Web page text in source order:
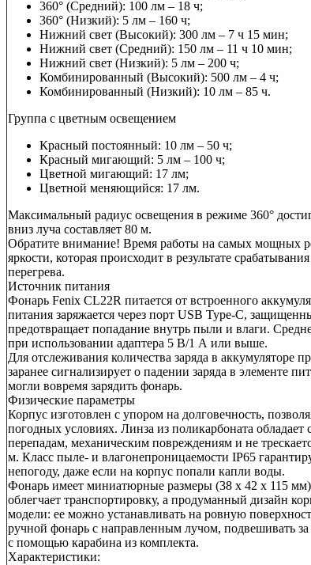
360° (Средний): 100 лм – 18 ч;
360° (Низкий): 5 лм – 160 ч;
Нижний свет (Высокий): 300 лм – 7 ч 15 мин;
Нижний свет (Средний): 150 лм – 11 ч 10 мин;
Нижний свет (Низкий): 5 лм – 200 ч;
Комбинированный (Высокий): 500 лм – 4 ч;
Комбинированный (Низкий): 10 лм – 85 ч.
Группа с цветным освещением
Красный постоянный: 10 лм – 50 ч;
Красный мигающий: 5 лм – 100 ч;
Цветной мигающий: 17 лм;
Цветной меняющийся: 17 лм.
Максимальный радиус освещения в режиме 360°
вниз луча составляет 80 м.
Обратите внимание! Время работы на самых мощных
яркости, которая происходит в результате
перегрева.
Источник питания
Фонарь Fenix CL22R питается от встроенного
питания заряжается через порт USB Type-C,
предотвращает попадание внутрь пыли и влаги.
при использовании адаптера 5 В/1 А или выше.
Для отслеживания количества заряда в аккумуляторе
заранее сигнализирует о падении заряда в элементе
могли вовремя зарядить фонарь.
Физические параметры
Корпус изготовлен с упором на долговечность,
погодных условиях. Линза из поликарбоната
перепадам, механическим повреждениям и не
м. Класс пыле- и влагонепроницаемости IP65
непогоду, даже если на корпус попали капли воды.
Фонарь имеет миниатюрные размеры (38 х 42 х 115 мм)
облегчает транспортировку, а продуманный дизайн
модели: ее можно устанавливать на ровную
ручной фонарь с направленным лучом, подвешивать
с помощью карабина из комплекта.
Характеристики: